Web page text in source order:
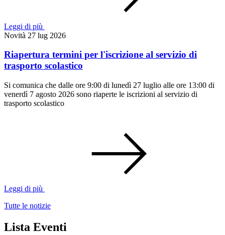
Leggi di più
Novità 27 lug 2026
Riapertura termini per l'iscrizione al servizio di
trasporto scolastico
Si comunica che dalle ore 9:00 di lunedì 27 luglio alle ore 13:00 di
venerdì 7 agosto 2026 sono riaperte le iscrizioni al servizio di
trasporto scolastico
Leggi di più
Tutte le notizie
Lista Eventi